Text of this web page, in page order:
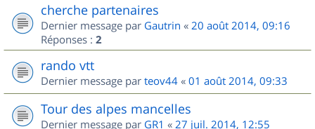
cherche partenaires
Dernier message par Gautrin « 20 août 2014, 09:16
Réponses : 2
rando vtt
Dernier message par teov44 « 01 août 2014, 09:33
Tour des alpes mancelles
Dernier message par GR1 « 27 juil. 2014, 12:55